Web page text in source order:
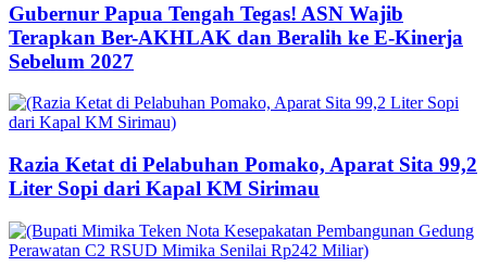
Gubernur Papua Tengah Tegas! ASN Wajib
Terapkan Ber-AKHLAK dan Beralih ke E-Kinerja
Sebelum 2027
Razia Ketat di Pelabuhan Pomako, Aparat Sita 99,2
Liter Sopi dari Kapal KM Sirimau